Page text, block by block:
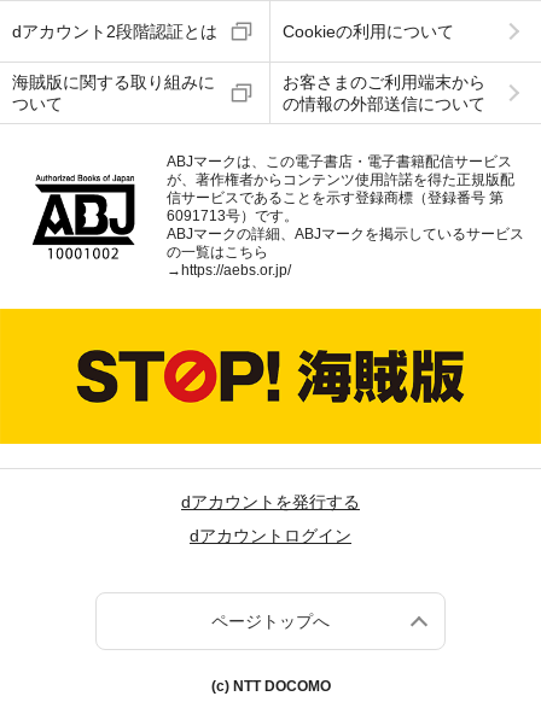
dアカウント2段階認証とは Cookieの利用について
海賊版に関する取り組みに
ついて
お客さまのご利用端末から
の情報の外部送信について
ABJマークは、この電子書店・電子書籍配信サービス
が、著作権者からコンテンツ使用許諾を得た正規版配
信サービスであることを示す登録商標（登録番号 第
6091713号）です。
ABJマークの詳細、ABJマークを掲示しているサービス
の一覧はこちら
→ https://aebs.or.jp/
dアカウントを発行する
dアカウントログイン
ページトップへ
(c) NTT DOCOMO